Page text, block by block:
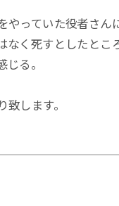
やっていた役者さん
なく死すとしたとこ
じる。
致します。